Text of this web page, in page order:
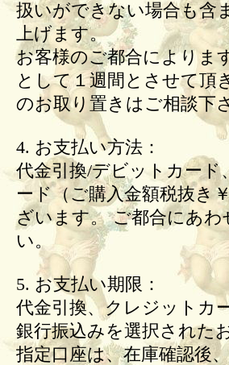
扱いができない場合も含
上げます。
お客様のご都合によりま
として１週間とさせて頂
のお取り置きはご相談下
4. お支払い方法：
代金引換/デビットカー
ード（ご購入金額税抜き
ざいます。 ご都合にあ
い。
5. お支払い期限：
代金引換、クレジットカ
銀行振込みを選択された
指定口座は、在庫確認後